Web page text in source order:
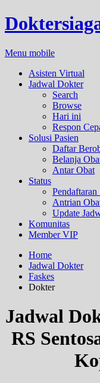
Menu mobile
Asisten Virtual
Jadwal Dokter
Search
Browse
Hari ini
Respon
Solusi Pasien
Daftar
Belanja
Antar Obat
Status
Pendaftaran
Antrian
Update
Komunitas
Member VIP
Home
Jadwal Dokter
Faskes
Dokter
Jadwal
RS